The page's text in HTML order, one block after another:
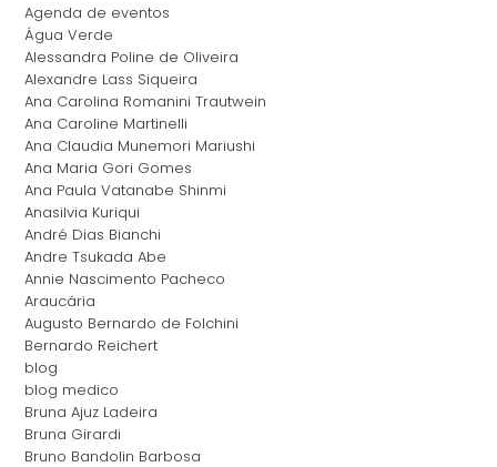
Agenda de eventos
Água Verde
Alessandra Poline de Oliveira
Alexandre Lass Siqueira
Ana Carolina Romanini Trautwein
Ana Caroline Martinelli
Ana Claudia Munemori Mariushi
Ana Maria Gori Gomes
Ana Paula Vatanabe Shinmi
Anasilvia Kuriqui
André Dias Bianchi
Andre Tsukada Abe
Annie Nascimento Pacheco
Araucária
Augusto Bernardo de Folchini
Bernardo Reichert
blog
blog medico
Bruna Ajuz Ladeira
Bruna Girardi
Bruno Bandolin Barbosa